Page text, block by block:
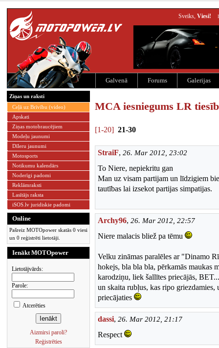
Sveiks, Viesi!
Galvenā Forums Galerijas
Ziņas un raksti
Ceļā uz Brīvību (video)
Apskati
Ziņas motobraucējiem
Modeļu jaunumi
Dīleru jaunumi
Motosports
Notikumu kalendārs
Noderīgi padomi
Reklāmraksti
Lasītājs raksta
iSOS.lv juridiskie padomi
Online
Pašreiz MOTOpower skatās 0 viesi
un 0 reģistrēti lietotāji.
Ienākt MOTOpower
Lietotājvārds:
Parole:
Atcerēties
Aizmirsi paroli?
Reģistrēties
MCA iesniegums LR
[1-20] 21-30
StraiF, 26. Mar 2012, 23:02
To Niere, nepiekritu gan
Man uz visam partijam un līdzigiem
tautības lai izsekot partijas simpatijas.
Archy96, 26. Mar 2012, 22:57
Niere malacis bliež pa tēmu
Velku zināmas paralēles ar "Dinamo
hokejs, bla bla bla, pērkamās maukas
karodziņu, liek šallītes priecājās,
un skaita rubļus, kas ripo
priecājaties
dassi, 26. Mar 2012, 21:17
Respect